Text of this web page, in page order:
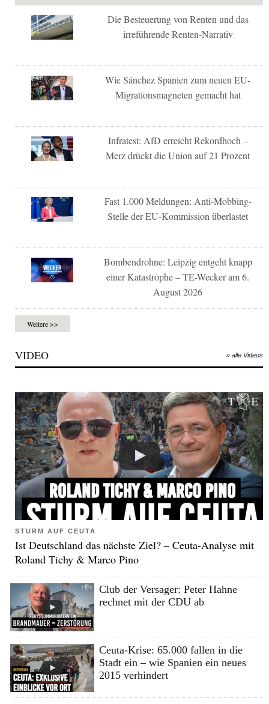
Die Besteuerung von Renten und das
irreführende Renten-Narrativ
Wie Sánchez Spanien zum neuen EU-
Migrationsmagneten gemacht hat
Infratest: AfD erreicht Rekordhoch –
Merz drückt die Union auf 21 Prozent
Fast 1.000 Meldungen: Anti-Mobbing-
Stelle der EU-Kommission überlastet
Bombendrohne: Leipzig entgeht knapp
einer Katastrophe – TE-Wecker am 6.
August 2026
Weitere >>
VIDEO » alle Videos
STURM AUF CEUTA
Ist Deutschland das nächste Ziel? – Ceuta-Analyse mit
Roland Tichy & Marco Pino
Club der Versager: Peter Hahne
rechnet mit der CDU ab
Ceuta-Krise: 65.000 fallen in die
Stadt ein – wie Spanien ein neues
2015 verhindert